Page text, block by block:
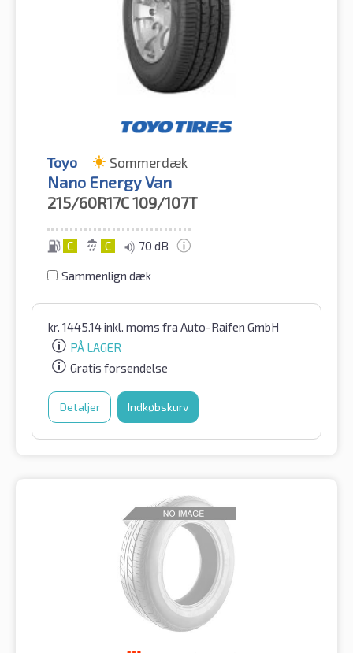
Toyo Sommerdæk
Nano Energy Van
215/60R17C109/107T
C C 70 dB
Sammenlign dæk
kr. 1445.14inkl. moms fra Auto-Raifen GmbH
PÅ LAGER
Gratis forsendelse
Detaljer Indkøbskurv